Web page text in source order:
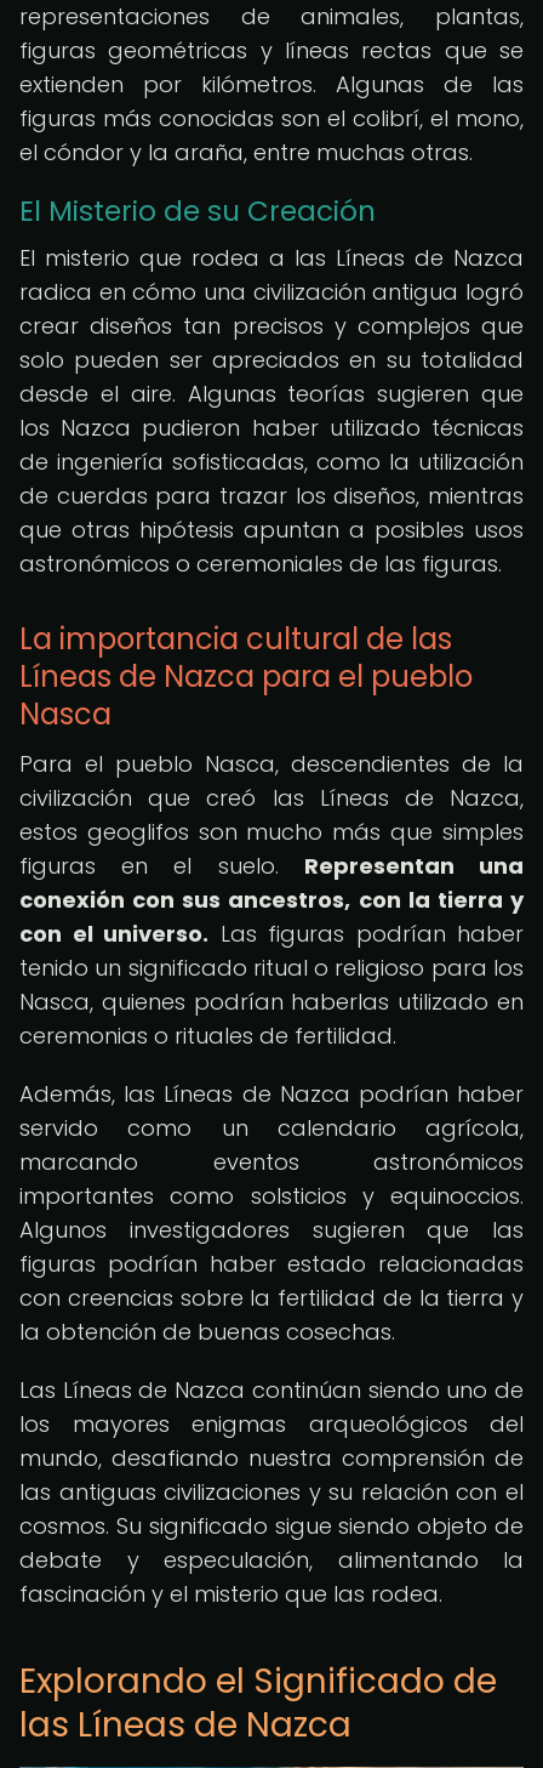
representaciones de animales, plantas,
figuras geométricas y líneas rectas que se
extienden por kilómetros. Algunas de las
figuras más conocidas son el colibrí, el mono,
el cóndor y la araña, entre muchas otras.
El Misterio de su Creación
El misterio que rodea a las Líneas de Nazca
radica en cómo una civilización antigua logró
crear diseños tan precisos y complejos que
solo pueden ser apreciados en su totalidad
desde el aire. Algunas teorías sugieren que
los Nazca pudieron haber utilizado técnicas
de ingeniería sofisticadas, como la utilización
de cuerdas para trazar los diseños, mientras
que otras hipótesis apuntan a posibles usos
astronómicos o ceremoniales de las figuras.
La importancia cultural de las
Líneas de Nazca para el pueblo
Nasca
Para el pueblo Nasca, descendientes de la
civilización que creó las Líneas de Nazca,
estos geoglifos son mucho más que simples
figuras en el suelo. Representan una
conexión con sus ancestros, con la tierra y
con el universo. Las figuras podrían haber
tenido un significado ritual o religioso para los
Nasca, quienes podrían haberlas utilizado en
ceremonias o rituales de fertilidad.
Además, las Líneas de Nazca podrían haber
servido como un calendario agrícola,
marcando eventos astronómicos
importantes como solsticios y equinoccios.
Algunos investigadores sugieren que las
figuras podrían haber estado relacionadas
con creencias sobre la fertilidad de la tierra y
la obtención de buenas cosechas.
Las Líneas de Nazca continúan siendo uno de
los mayores enigmas arqueológicos del
mundo, desafiando nuestra comprensión de
las antiguas civilizaciones y su relación con el
cosmos. Su significado sigue siendo objeto de
debate y especulación, alimentando la
fascinación y el misterio que las rodea.
Explorando el Significado de
las Líneas de Nazca